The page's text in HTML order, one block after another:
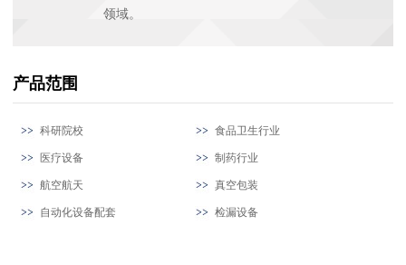
领域。
产品范围
科研院校 食品卫生行业
医疗设备 制药行业
航空航天 真空包装
自动化设备配套 检漏设备